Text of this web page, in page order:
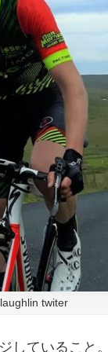
twiter
していること